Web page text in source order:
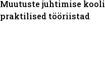
Muutuste juhtimise
praktilised tööriistad